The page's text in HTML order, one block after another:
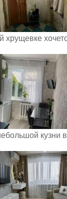
хрущевке
кузни